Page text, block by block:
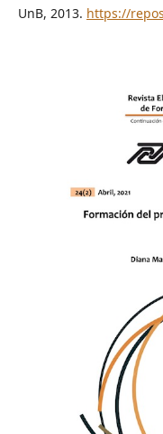
UnB, 2013. https://